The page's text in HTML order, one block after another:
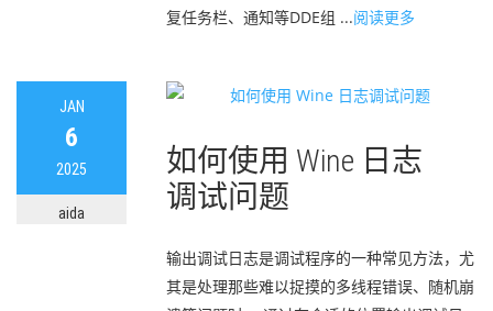
复任务栏、通知等DDE组 ...阅读更多
JAN
6
2025
aida
如何使用 Wine 日志
调试问题
输出调试日志是调试程序的一种常见方法，尤
其是处理那些难以捉摸的多线程错误、随机崩